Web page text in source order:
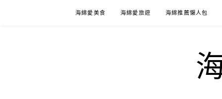
海綿愛美食 海綿愛旅遊 海綿推薦懶人包